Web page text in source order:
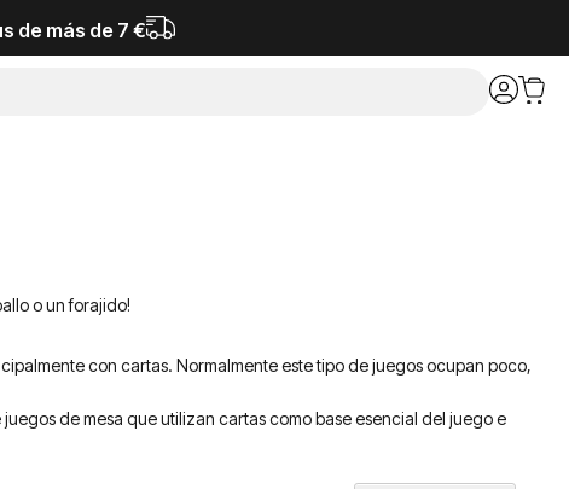
de más de 7 €
o un forajido!
con cartas. Normalmente este tipo de juegos ocupan poco,
de mesa que utilizan cartas como base esencial del juego e